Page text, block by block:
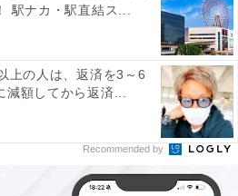
駅ナカ・駅直結ス...
上の人は、返済を3～6
減額してから返済...
Recommended by